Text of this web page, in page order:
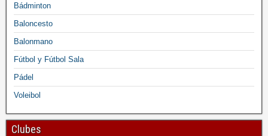
Bádminton
Baloncesto
Balonmano
Fútbol y Fútbol Sala
Pádel
Voleibol
Clubes